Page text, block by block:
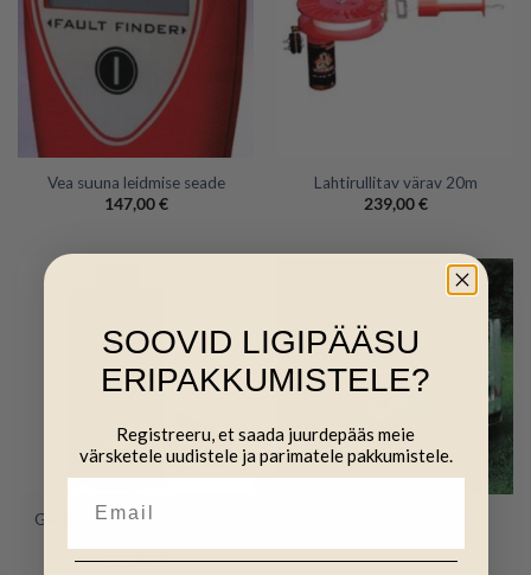
Vea suuna leidmise seade
147,00€
Lahtirullitav värav 20m
239,00€
Generaator/toide väravatele
151,00€
SOOVID LIGIPÄÄSU
ERIPAKKUMISTELE?
Registreeru, et saada juurdepääs meie
värsketele uudistele ja parimatele pakkumistele.